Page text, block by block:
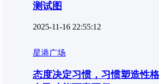
测试图
2025-11-16 22:55:12
星港广场
态度决定习惯，习惯塑造性